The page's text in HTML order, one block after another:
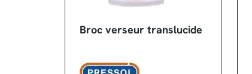
Broc verseur translucide